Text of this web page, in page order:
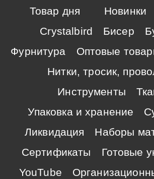
Товар дня Новинки
Crystalbird
Бисер
Фурнитура
Оптовые
Нитки, тросик,
Инструменты
Упаковка и хранение
Ликвидация
Наборы
Сертификаты
Готовые
YouTube